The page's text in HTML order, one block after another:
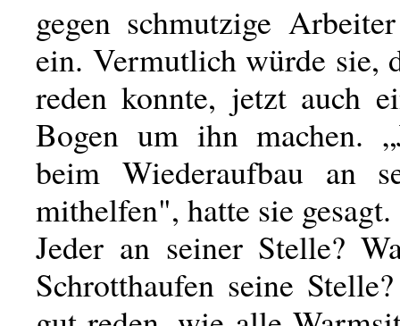
gegen schmutzige
ein. Vermutlich würde sie,
reden konnte, jetzt auch
Bogen um ihn machen.
beim Wiederaufbau an
mithelfen", hatte sie gesagt.
Jeder an seiner Stelle?
Schrotthaufen seine